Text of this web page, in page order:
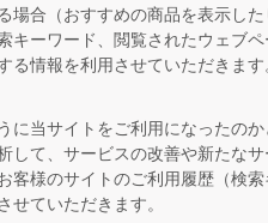
場合（おすすめの商品を表示し
キーワード、閲覧されたウェブ
情報を利用させていただきます
に当サイトをご利用になったの
て、サービスの改善や新たなサ
客様のサイトのご利用履歴（検
せていただきます。